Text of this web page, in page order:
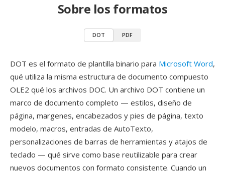
Sobre los formatos
DOT PDF
DOT es el formato de plantilla binario para Microsoft Word,
qué utiliza la misma estructura de documento compuesto
OLE2 qué los archivos DOC. Un archivo DOT contiene un
marco de documento completo — estilos, diseño de
página, margenes, encabezados y pies de página, texto
modelo, macros, entradas de AutoTexto,
personalizaciones de barras de herramientas y atajos de
teclado — qué sirve como base reutilizable para crear
nuevos documentos con formato consistente. Cuando un